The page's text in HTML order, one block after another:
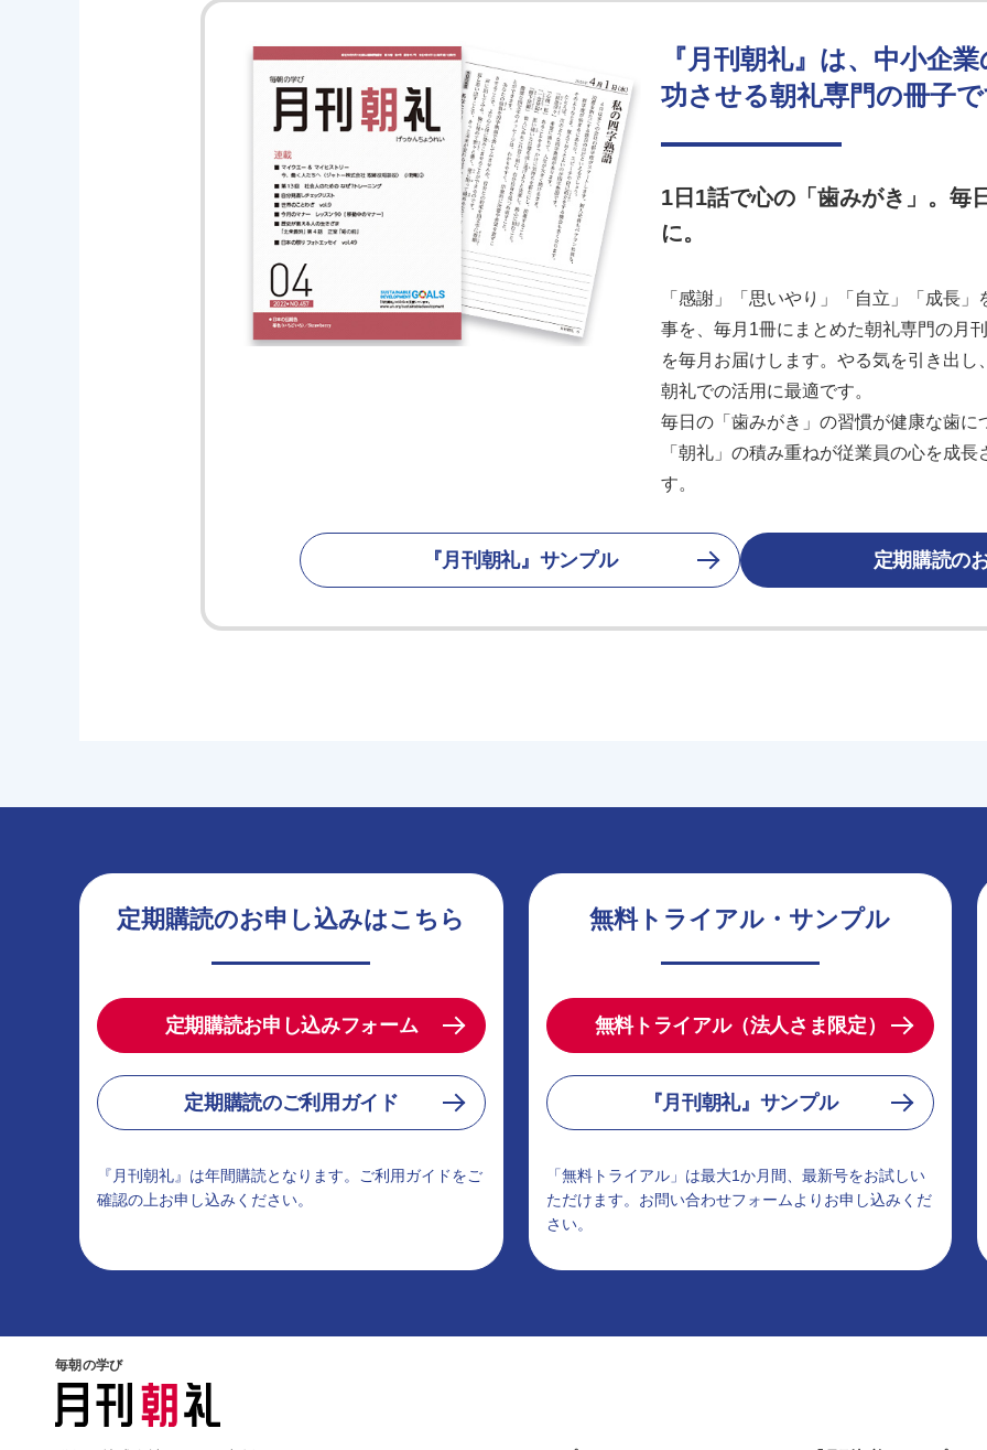
『月刊朝礼』は、中小企
功させる朝礼専門の冊子
1日1話で心の「歯みがき」。毎
に。
「感謝」「思いやり」「自立」「成長
事を、毎月1冊にまとめた朝礼専門の月
を毎月お届けします。やる気を引き出
朝礼での活用に最適です。
毎日の「歯みがき」の習慣が健康な歯に
「朝礼」の積み重ねが従業員の心を成
す。
『月刊朝礼』サンプル 定期購読の
定期購読のお申し込みはこちら
定期購読お申し込みフォーム
定期購読のご利用ガイド
『月刊朝礼』は年間購読となります。ご利用ガイドをご
確認の上お申し込みください。
無料トライアル・サンプル
無料トライアル（法人さま限定）
『月刊朝礼』サンプル
「無料トライアル」は最大1か月間、最新号をお試しい
ただけます。お問い合わせフォームよりお申し込みくだ
さい。
毎朝の学び